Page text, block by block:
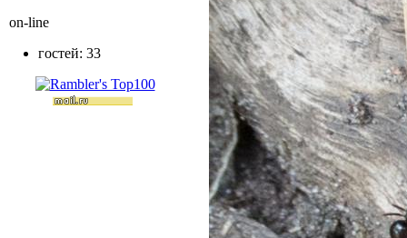
on-line
гостей: 33